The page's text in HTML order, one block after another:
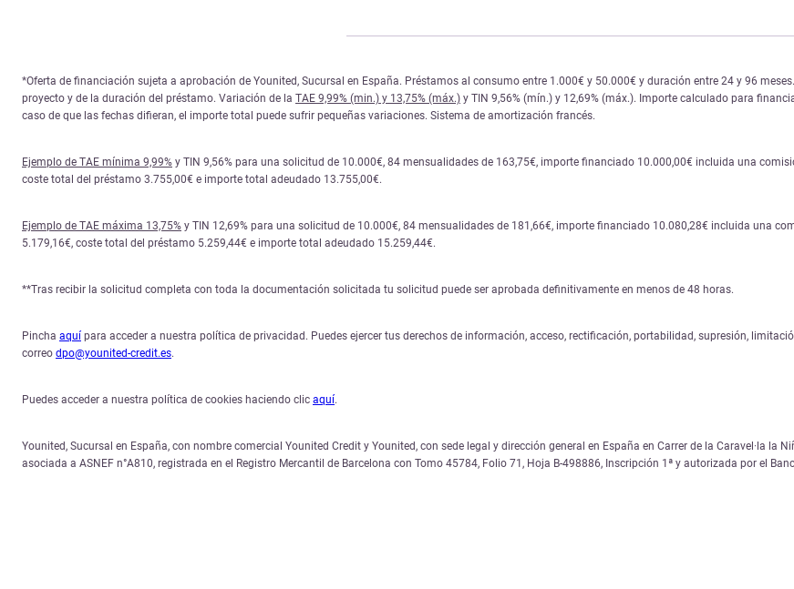
*Oferta de financiación sujeta a aprobación de Younited, Sucursal en España. Préstamos al consumo entre 1.000€ y 50.000€ y duración entre 24 y 96
proyecto y de la duración del préstamo. Variación de la TAE 9,99% (min.) y 13,75% (máx.) y TIN 9,56% (mín.) y 12,69% (máx.). Importe calculado para
caso de que las fechas difieran, el importe total puede sufrir pequeñas variaciones. Sistema de amortización francés.
Ejemplo de TAE mínima 9,99% y TIN 9,56% para una solicitud de 10.000€, 84 mensualidades de 163,75€, importe financiado 10.000,00€ incluida una
coste total del préstamo 3.755,00€ e importe total adeudado 13.755,00€.
Ejemplo de TAE máxima 13,75% y TIN 12,69% para una solicitud de 10.000€, 84 mensualidades de 181,66€, importe financiado 10.080,28€ incluida una
5.179,16€, coste total del préstamo 5.259,44€ e importe total adeudado 15.259,44€.
**Tras recibir la solicitud completa con toda la documentación solicitada tu solicitud puede ser aprobada definitivamente en menos de 48 horas.
Pincha aquí para acceder a nuestra política de privacidad. Puedes ejercer tus derechos de información, acceso, rectificación, portabilidad, supresión,
correo dpo@younited-credit.es.
Puedes acceder a nuestra política de cookies haciendo clic aquí.
Younited, Sucursal en España, con nombre comercial Younited Credit y Younited, con sede legal y dirección general en España en Carrer de la Caravel·la la
asociada a ASNEF n°A810, registrada en el Registro Mercantil de Barcelona con Tomo 45784, Folio 71, Hoja B-498886, Inscripción 1ª y autorizada por el